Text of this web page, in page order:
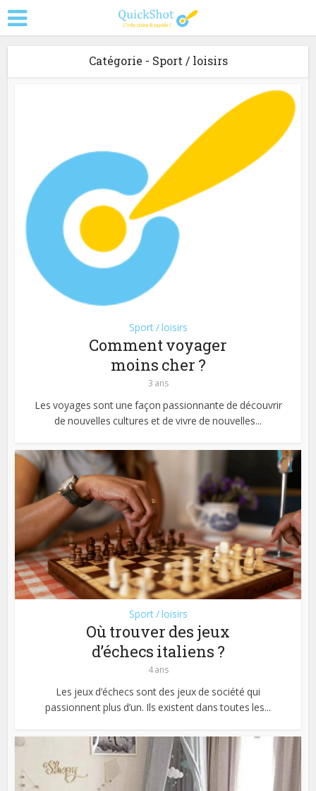
Catégorie - Sport / loisirs
Sport / loisirs
Comment voyager
moins cher ?
3 ans
Les voyages sont une façon passionnante de découvrir
de nouvelles cultures et de vivre de nouvelles...
Sport / loisirs
Où trouver des jeux
d’échecs italiens ?
4 ans
Les jeux d’échecs sont des jeux de société qui
passionnent plus d’un. Ils existent dans toutes les...